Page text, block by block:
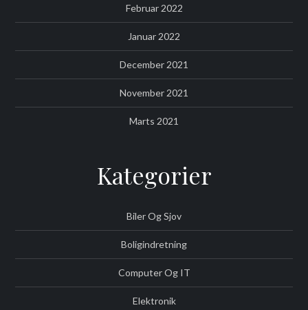
Februar 2022
Januar 2022
December 2021
November 2021
Marts 2021
Kategorier
Biler Og Sjov
Boligindretning
Computer Og IT
Elektronik